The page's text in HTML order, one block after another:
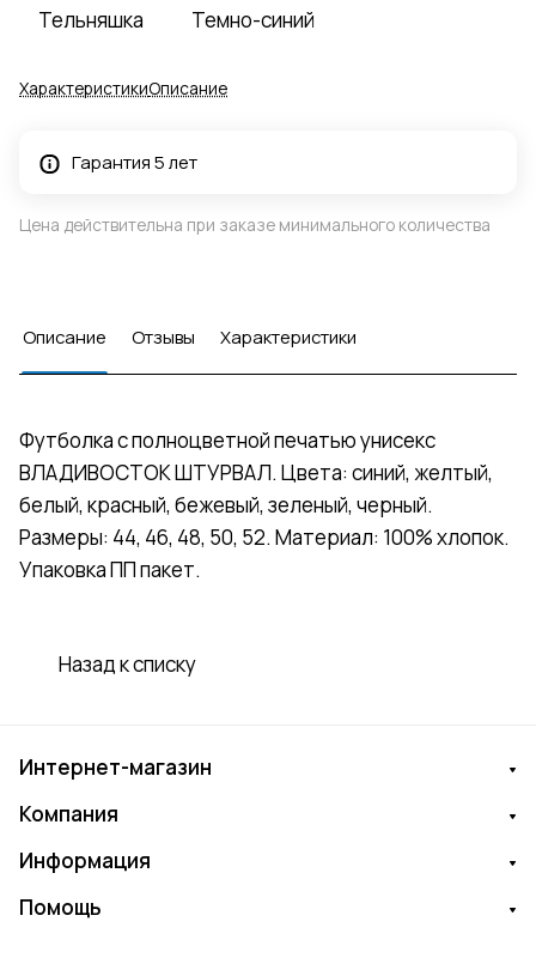
Тельняшка Темно-синий
ХарактеристикиОписание
Гарантия 5 лет
Цена действительна при заказе минимального количества
Описание Отзывы Характеристики
Футболка с полноцветной печатью унисекс
ВЛАДИВОСТОК ШТУРВАЛ. Цвета: синий, желтый,
белый, красный, бежевый, зеленый, черный.
Размеры: 44, 46, 48, 50, 52. Материал: 100% хлопок.
Упаковка ПП пакет.
Назад к списку
Интернет-магазин
Компания
Информация
Помощь